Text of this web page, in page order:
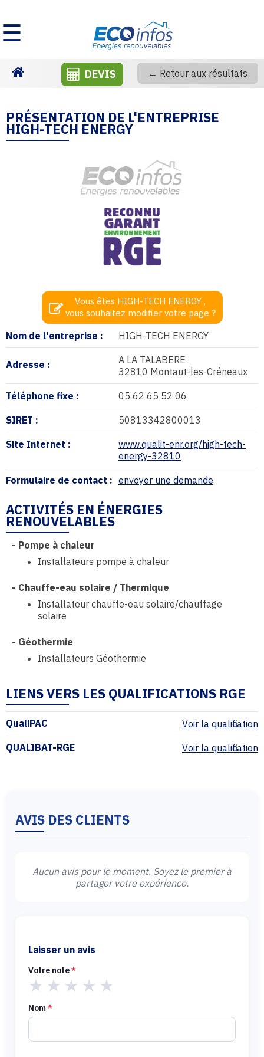
☰
DEVIS ← Retour aux résultats
PRÉSENTATION DE L'ENTREPRISE
HIGH-TECH ENERGY
Nom de l'entreprise : HIGH-TECH ENERGY
Adresse :
A LA TALABERE
32810 Montaut-les-Créneaux
Téléphone fixe : 05 62 65 52 06
SIRET : 50813342800013
Site Internet :
www.qualit-enr.org/high-tech-
energy-32810
Formulaire de contact : envoyer une demande
Vous êtes HIGH-TECH ENERGY ,
vous souhaitez modifier votre page ?
ACTIVITÉS EN ÉNERGIES
RENOUVELABLES
- Pompe à chaleur
Installateurs pompe à chaleur
- Chauffe-eau solaire / Thermique
Installateur chauffe-eau solaire/chauffage
solaire
- Géothermie
Installateurs Géothermie
LIENS VERS LES QUALIFICATIONS RGE
QualiPAC
Voir la qualification
QUALIBAT-RGE
Voir la qualification
AVIS DES CLIENTS
Aucun avis pour le moment. Soyez le premier à
partager votre expérience.
Laisser un avis
Votre note*
★ ★ ★ ★ ★
Nom*